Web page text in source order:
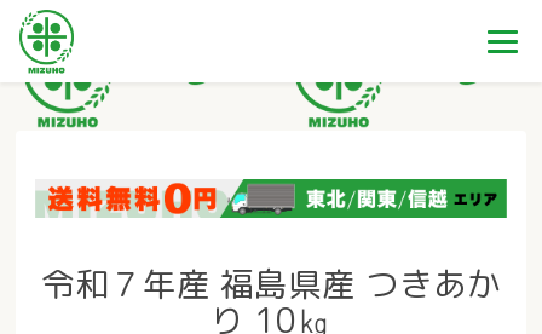
令和７年産 福島県産 つきあか
り 10㎏